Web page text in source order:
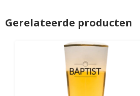
Gerelateerde producten